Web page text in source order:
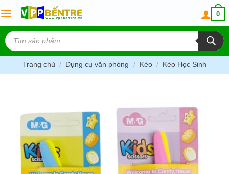
to
content
0
Tìm
kiếm
sản
phẩm
Trang chủ / Dụng cụ văn phòng / Kéo / Kéo Học Sinh